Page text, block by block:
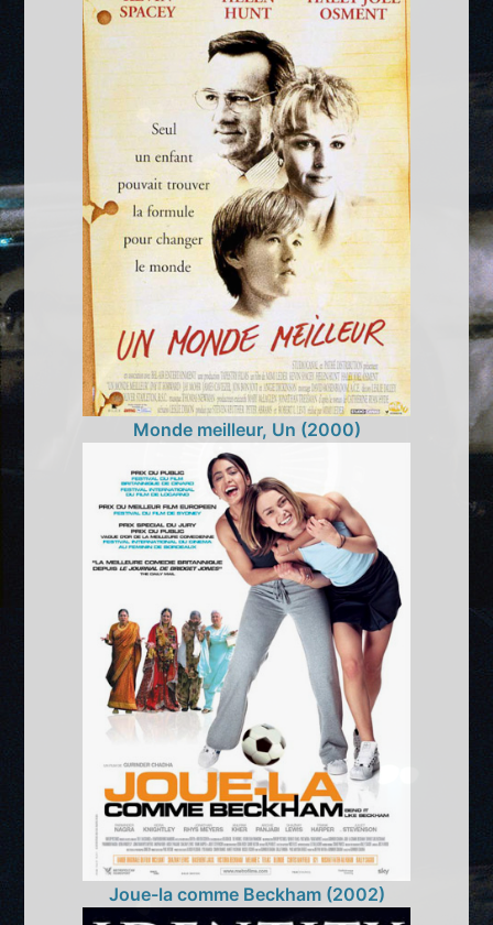
Monde meilleur, Un (2000)
Joue-la comme Beckham (2002)